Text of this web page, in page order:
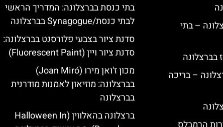
– בתי
בברצלונה
– בריכה
בתי כנסת בברצלונה: המדריך הראשי
לבתי כנסת/Synagogue בברצלונה
סדנת ציור בצבעי פלורסנט בברצלונה:
סדנת ציור ויין (Fluorescent Paint)
מכון ז'ואן מירו (Joan Miró)
בברצלונה: מוזיאון לאמנות מודרנית
בברצלונה
ברצלונה בהאלווין (Halloween In